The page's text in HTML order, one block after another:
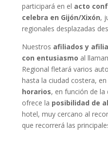
participará en el acto
celebra en Gijón/Xixón,
regionales desplazadas
Nuestros afiliados y
con entusiasmo al
Regional fletará varios
hasta la ciudad costera, en
horarios, en función de la
ofrece la posibilidad de
hotel, muy cercano al
que recorrerá las